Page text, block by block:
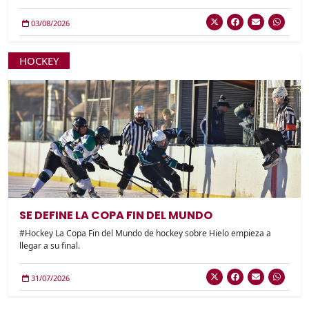
03/08/2026
HOCKEY
SE DEFINE LA COPA FIN DEL MUNDO
#Hockey La Copa Fin del Mundo de hockey sobre Hielo empieza a
llegar a su final.
31/07/2026